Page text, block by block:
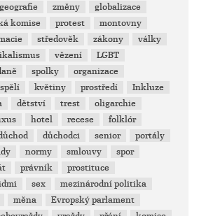
geografie změny
globalizace
komise protest
montovny
středověk zákony
války
vězení
LGBT
spolky
organizace
květiny prostředí
Inkluze
dětství trest
oligarchie
hotel recese
folklór
důchodci senior
portály
normy smlouvy
spor
právník
prostituce
sex
mezinárodní politika
měna
Evropský parlament